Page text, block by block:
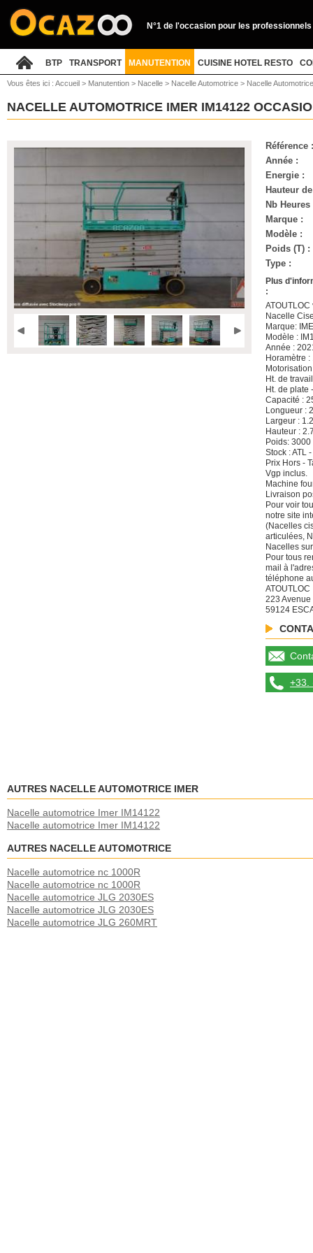
N°1 de l'occasion pour les professionnels
BTP TRANSPORT MANUTENTION CUISINE HOTEL RESTO
Vous êtes ici : Accueil > Manutention > Nacelle > Nacelle Automotrice > Nacelle
NACELLE AUTOMOTRICE IMER IM14122
Référence :
Année :
Energie :
Hauteur
Nb Heures
Marque :
Modèle :
Poids (T) :
Type :
Plus
:
Nacelle
Marque:
Modèle :
Année :
Horamètre
Ht. de
Ht. de plate
Capacité :
Longueur :
Largeur :
Hauteur :
Poids: 3000
Stock : ATL
Prix Hors -
Vgp inclus.
Machine
Livraison
Pour voir
notre site
(Nacelles
articulées,
Nacelles
Pour tous
mail à
téléphone
ATOUTLOC
223
59124
+33.
AUTRES NACELLE AUTOMOTRICE IMER
Nacelle automotrice Imer IM14122
Nacelle automotrice Imer IM14122
AUTRES NACELLE AUTOMOTRICE
Nacelle automotrice nc 1000R
Nacelle automotrice nc 1000R
Nacelle automotrice JLG 2030ES
Nacelle automotrice JLG 2030ES
Nacelle automotrice JLG 260MRT